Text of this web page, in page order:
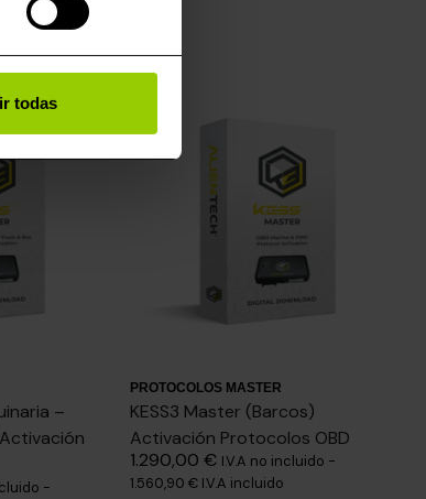
todas
–
-
PROTOCOLOS MASTER
KESS3 Master (Barcos)
Activación Protocolos OBD
1.290,00€ I.V.A no incluido -
1.560,90€ I.V.A incluido